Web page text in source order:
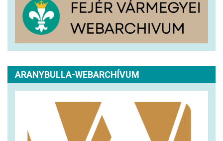
ARANYBULLA-WEBARCHÍVUM